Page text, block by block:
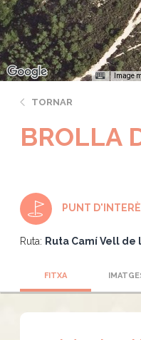
Image
TORNAR
BROLLA
PUNT
Ruta: Ruta Camí Vell de
FITXA